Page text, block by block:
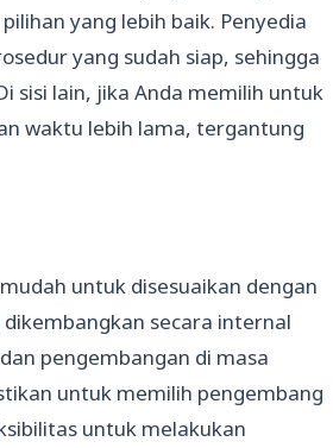
yang lebih baik. Penyedia
yang sudah siap, sehingga
sisi lain, jika Anda memilih untuk
waktu lebih lama, tergantung
untuk disesuaikan dengan
secara internal
pengembangan di masa
untuk memilih pengembang
untuk melakukan